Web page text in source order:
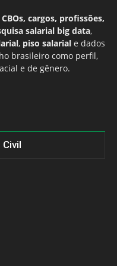
cargos, profissões,
salarial big data,
, piso salarial e dados
brasileiro como perfil,
e de gênero.